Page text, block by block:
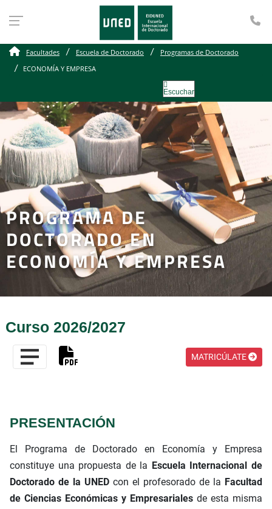
Facultades Escuela de Doctorado
Programas de Doctorado
ECONOMÍA Y EMPRESA
Escuchar
PROGRAMA DE
DOCTORADO EN
ECONOMÍA Y EMPRESA
Curso 2026/2027
MATRICÚLATE
PRESENTACIÓN
El Programa de Doctorado en Economía y Empresa
constituye una propuesta de la Escuela Internacional de
Doctorado de la UNED con el profesorado de la Facultad
de Ciencias Económicas y Empresariales de esta misma